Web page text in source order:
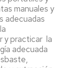
manuales y
adecuadas
y practicar la
adecuada